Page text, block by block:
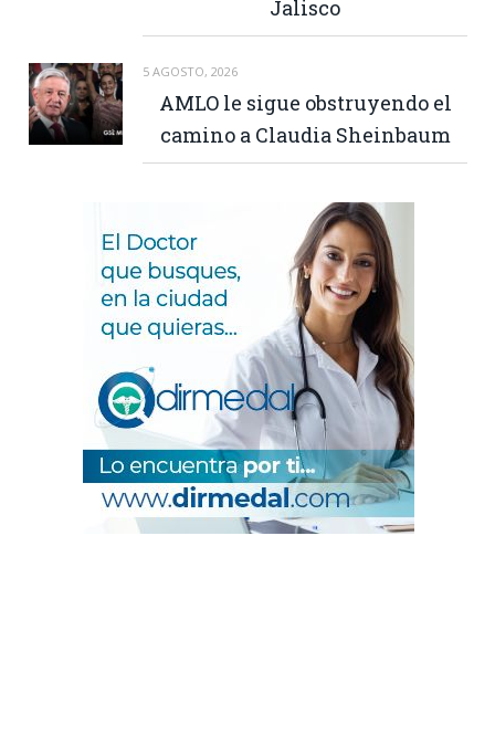
Jalisco
5 AGOSTO, 2026
AMLO le sigue obstruyendo el
camino a Claudia Sheinbaum